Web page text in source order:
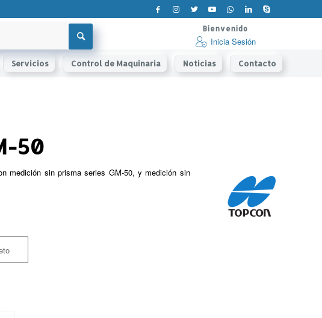
Servicios Control de Maquinaria Noticias Contacto
Bienvenido
Inicia Sesión
50
medición sin prisma series GM-50, y medición sin